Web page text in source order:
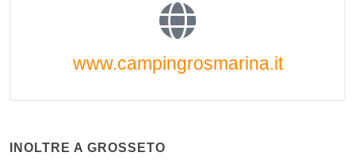
www.campingrosmarina.it
INOLTRE A GROSSETO